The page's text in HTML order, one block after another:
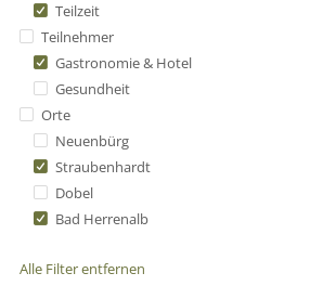
Teilzeit
Teilnehmer
Gastronomie & Hotel
Gesundheit
Orte
Neuenbürg
Straubenhardt
Dobel
Bad Herrenalb
Alle Filter entfernen